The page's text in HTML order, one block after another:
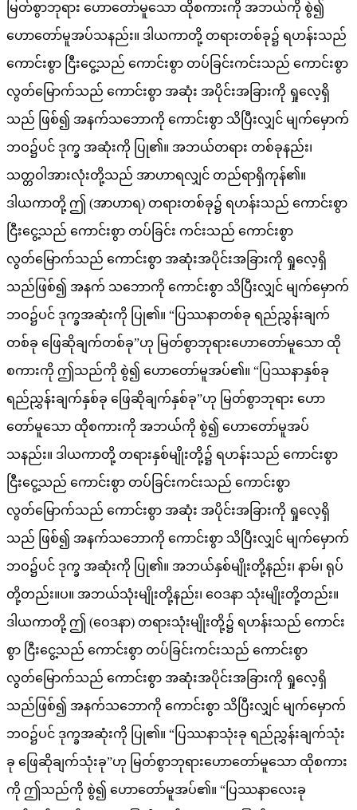
မြတ်စွာဘုရား ဟောတော်မူသော ထိုစကားကို အဘယ်ကို စွဲ၍
ဟောတော်မူအပ်သနည်း။ ဒါယကာတို့ တရားတစ်ခု၌ ရဟန်းသည်
ကောင်းစွာ ငြီးငွေ့သည် ကောင်းစွာ တပ်ခြင်းကင်းသည် ကောင်းစွာ
လွတ်မြောက်သည် ကောင်းစွာ အဆုံး အပိုင်းအခြားကို ရှုလေ့ရှိ
သည် ဖြစ်၍ အနက်သဘောကို ကောင်းစွာ သိပြီးလျှင် မျက်မှောက်
ဘဝ၌ပင် ဒုက္ခ အဆုံးကို ပြု၏။ အဘယ်တရား တစ်ခုနည်း၊
သတ္တဝါအားလုံးတို့သည် အာဟာရလျှင် တည်ရာရှိကုန်၏။
ဒါယကာတို့ ဤ (အာဟာရ) တရားတစ်ခု၌ ရဟန်းသည် ကောင်းစွာ
ငြီးငွေ့သည် ကောင်းစွာ တပ်ခြင်း ကင်းသည် ကောင်းစွာ
လွတ်မြောက်သည် ကောင်းစွာ အဆုံးအပိုင်းအခြားကို ရှုလေ့ရှိ
သည်ဖြစ်၍ အနက် သဘောကို ကောင်းစွာ သိပြီးလျှင် မျက်မှောက်
ဘဝ၌ပင် ဒုက္ခအဆုံးကို ပြု၏။ “ပြဿနာတစ်ခု ရည်ညွှန်းချက်
တစ်ခု ဖြေဆိုချက်တစ်ခု”ဟု မြတ်စွာဘုရားဟောတော်မူသော ထို
စကားကို ဤသည်ကို စွဲ၍ ဟောတော်မူအပ်၏။ “ပြဿနာနှစ်ခု
ရည်ညွှန်းချက်နှစ်ခု ဖြေဆိုချက်နှစ်ခု”ဟု မြတ်စွာဘုရား ဟော
တော်မူသော ထိုစကားကို အဘယ်ကို စွဲ၍ ဟောတော်မူအပ်
သနည်း။ ဒါယကာတို့ တရားနှစ်မျိုးတို့၌ ရဟန်းသည် ကောင်းစွာ
ငြီးငွေ့သည် ကောင်းစွာ တပ်ခြင်းကင်းသည် ကောင်းစွာ
လွတ်မြောက်သည် ကောင်းစွာ အဆုံး အပိုင်းအခြားကို ရှုလေ့ရှိ
သည် ဖြစ်၍ အနက်သဘောကို ကောင်းစွာ သိပြီးလျှင် မျက်မှောက်
ဘဝ၌ပင် ဒုက္ခ အဆုံးကို ပြု၏။ အဘယ်နှစ်မျိုးတို့နည်း၊ နာမ်၊ ရုပ်
တို့တည်း။ပ။ အဘယ်သုံးမျိုးတို့နည်း၊ ဝေဒနာ သုံးမျိုးတို့တည်း။
ဒါယကာတို့ ဤ (ဝေဒနာ) တရားသုံးမျိုးတို့၌ ရဟန်းသည် ကောင်း
စွာ ငြီးငွေ့သည် ကောင်းစွာ တပ်ခြင်းကင်းသည် ကောင်းစွာ
လွတ်မြောက်သည် ကောင်းစွာ အဆုံးအပိုင်းအခြားကို ရှုလေ့ရှိ
သည်ဖြစ်၍ အနက်သဘောကို ကောင်းစွာ သိပြီးလျှင် မျက်မှောက်
ဘဝ၌ပင် ဒုက္ခအဆုံးကို ပြု၏။ “ပြဿနာသုံးခု ရည်ညွှန်းချက်သုံး
ခု ဖြေဆိုချက်သုံးခု”ဟု မြတ်စွာဘုရားဟောတော်မူသော ထိုစကား
ကို ဤသည်ကို စွဲ၍ ဟောတော်မူအပ်၏။ “ပြဿနာလေးခု